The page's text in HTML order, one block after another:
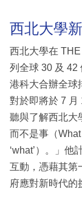
西北大學
西北大學在
列全球 30 及 42
港科大合辦全球
對於即將於 7 月
聽與了解西北大
而不是事（What
‘what’）。」他
互動，憑藉其第
府應對新時代的